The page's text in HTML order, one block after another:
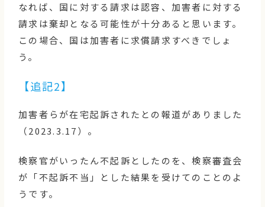
なれば、国に対する請求は認容、加害者に対する
請求は棄却となる可能性が十分あると思います。
この場合、国は加害者に求償請求すべきでしょ
う。
【追記2】
加害者らが在宅起訴されたとの報道がありました
（2023.3.17）。
検察官がいったん不起訴としたのを、検察審査会
が「不起訴不当」とした結果を受けてのことのよ
うです。